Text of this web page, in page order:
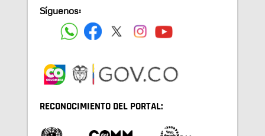
Síguenos:
RECONOCIMIENTO DEL PORTAL: